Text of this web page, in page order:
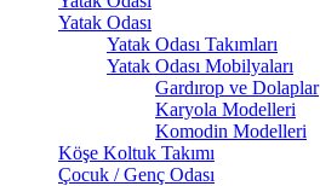
Yatak Odası
Yatak Odası Takımları
Yatak Odası Mobilyaları
Gardırop ve Dolaplar
Karyola Modelleri
Komodin Modelleri
Köşe Koltuk Takımı
Çocuk / Genç Odası